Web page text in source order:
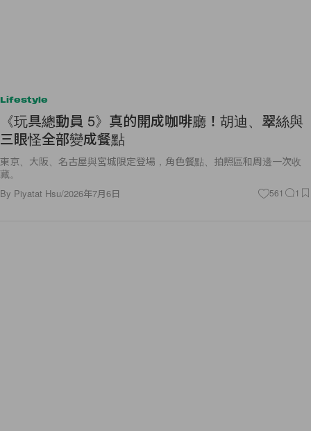
Lifestyle
《玩具總動員 5》真的開成咖啡廳！胡迪、翠絲與
三眼怪全部變成餐點
東京、大阪、名古屋與宮城限定登場，角色餐點、拍照區和周邊一次收
藏。
By Piyatat Hsu/2026年7月6日 561 1